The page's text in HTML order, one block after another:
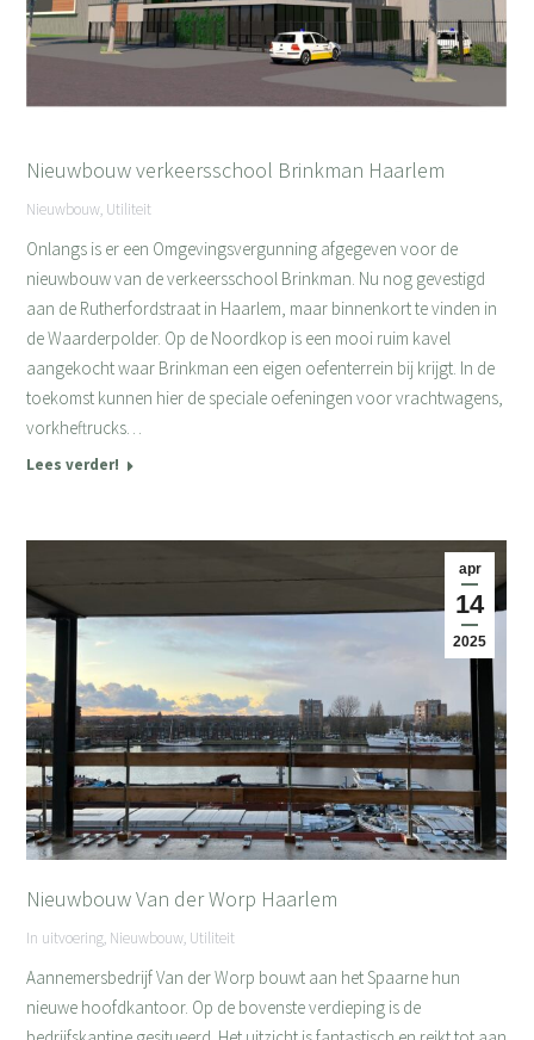
Nieuwbouw verkeersschool Brinkman Haarlem
Nieuwbouw, Utiliteit
Onlangs is er een Omgevingsvergunning afgegeven voor de
nieuwbouw van de verkeersschool Brinkman. Nu nog gevestigd
aan de Rutherfordstraat in Haarlem, maar binnenkort te vinden in
de Waarderpolder. Op de Noordkop is een mooi ruim kavel
aangekocht waar Brinkman een eigen oefenterrein bij krijgt. In de
toekomst kunnen hier de speciale oefeningen voor vrachtwagens,
vorkheftrucks…
Lees verder!
apr
14
2025
Nieuwbouw Van der Worp Haarlem
In uitvoering, Nieuwbouw, Utiliteit
Aannemersbedrijf Van der Worp bouwt aan het Spaarne hun
nieuwe hoofdkantoor. Op de bovenste verdieping is de